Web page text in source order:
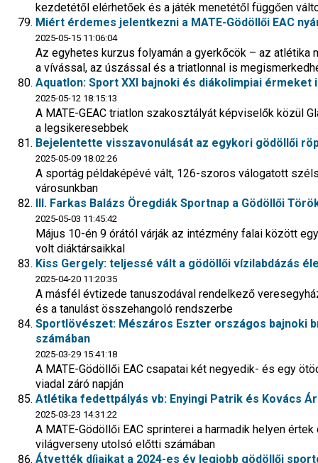
kezdetétől elérhetőek és a játék menetétől függően
Miért érdemes jelentkezni a MATE-Gödöllői EAC
2025-05-15 11:06:04
Az egyhetes kurzus folyamán a gyerkőcök – az
a vívással, az úszással és a triatlonnal is
Aquatlon: Sport XXI bajnoki és diákolimpiai
2025-05-12 18:15:13
A MATE-GEAC triatlon szakosztályát képviselők közül
a legsikeresebbek
Bejelentette visszavonulását az egykori gödöllői
2025-05-09 18:02:26
A sportág példaképévé vált, 126-szoros válogatott
városunkban
III. Farkas Balázs Öregdiák Sportnap a Gödöllői
2025-05-03 11:45:42
Május 10-én 9 órától várják az intézmény falai között
volt diáktársaikkal
Kiss Gergely: teljessé vált a gödöllői vízilabdázás
2025-04-20 11:20:35
A másfél évtizede tanuszodával rendelkező
és a tanulást összehangoló rendszerbe
Sportlövészet: Mészáros Eszter országos bajnoki
számában
2025-03-29 15:41:18
A MATE-Gödöllői EAC csapatai két negyedik- és egy
viadal záró napján
Atlétika fedettpályás vb: Enyingi Patrik és Kovács
2025-03-23 14:31:22
A MATE-Gödöllői EAC sprinterei a harmadik helyen
világverseny utolsó előtti számában
Átvették díjaikat a 2024-es év legjobb gödöllői